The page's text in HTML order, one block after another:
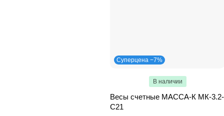
Суперцена −7%
В наличии
Весы счетные МАССА-К МК-3.2-
С21